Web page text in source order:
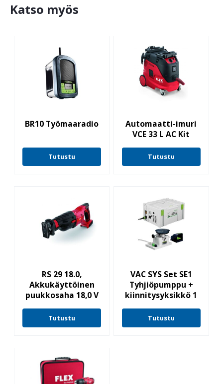
Katso myös
BR10 Työmaaradio
Tutustu
Automaatti-imuri
VCE 33 L AC Kit
Tutustu
RS 29 18.0,
Akkukäyttöinen
puukkosaha 18,0 V
Tutustu
VAC SYS Set SE1
Tyhjiöpumppu +
kiinnitysyksikkö 1
Tutustu